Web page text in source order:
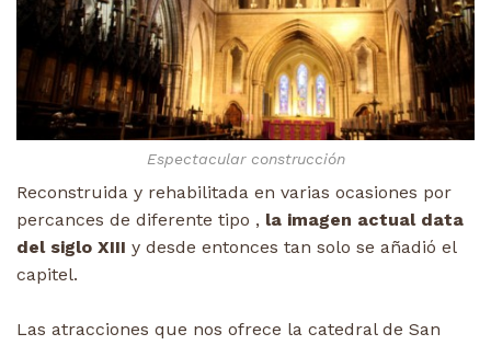
Espectacular construcción
Reconstruida y rehabilitada en varias ocasiones por
percances de diferente tipo , la imagen actual data
del siglo XIII y desde entonces tan solo se añadió el
capitel.
Las atracciones que nos ofrece la catedral de San